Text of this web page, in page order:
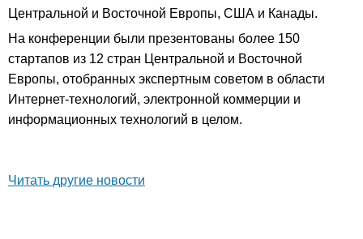
Центральной и Восточной Европы, США и Канады.
На конференции были презентованы более 150
стартапов из 12 стран Центральной и Восточной
Европы, отобранных экспертным советом в области
Интернет-технологий, электронной коммерции и
информационных технологий в целом.
Читать другие новости